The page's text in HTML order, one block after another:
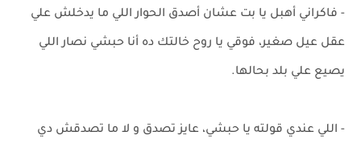
- فاكراني أهبل يا بت عشان أصدق الحوار اللي ما يدخلش علي
عقل عيل صغير، فوقي يا روح خالتك ده أنا حبشي نصار اللي
يصيع علي بلد بحالها.
- اللي عندي قولته يا حبشي، عايز تصدق و لا ما تصدقش دي